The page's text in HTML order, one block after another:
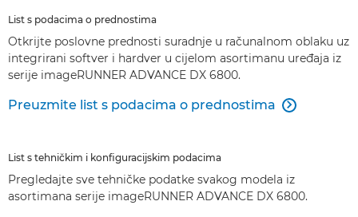
List s podacima o prednostima
Otkrijte poslovne prednosti suradnje u računalnom oblaku uz
integrirani softver i hardver u cijelom asortimanu uređaja iz
serije imageRUNNER ADVANCE DX 6800.
Preuzmite list s podacima o prednostima 
List s tehničkim i konfiguracijskim podacima
Pregledajte sve tehničke podatke svakog modela iz
asortimana serije imageRUNNER ADVANCE DX 6800.